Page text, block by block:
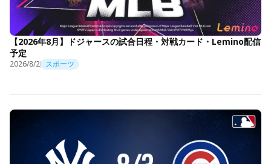
【2026年8月】ドジャースの試合日程・対戦カード・Lemino配信
予定
2026/8/2 スポーツ